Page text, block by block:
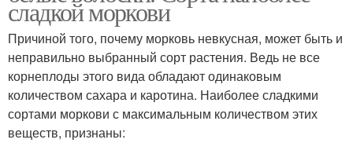
сладкой моркови
Причиной того, почему морковь невкусная, может быть и
неправильно выбранный сорт растения. Ведь не все
корнеплоды этого вида обладают одинаковым
количеством сахара и каротина. Наиболее сладкими
сортами моркови с максимальным количеством этих
веществ, признаны: